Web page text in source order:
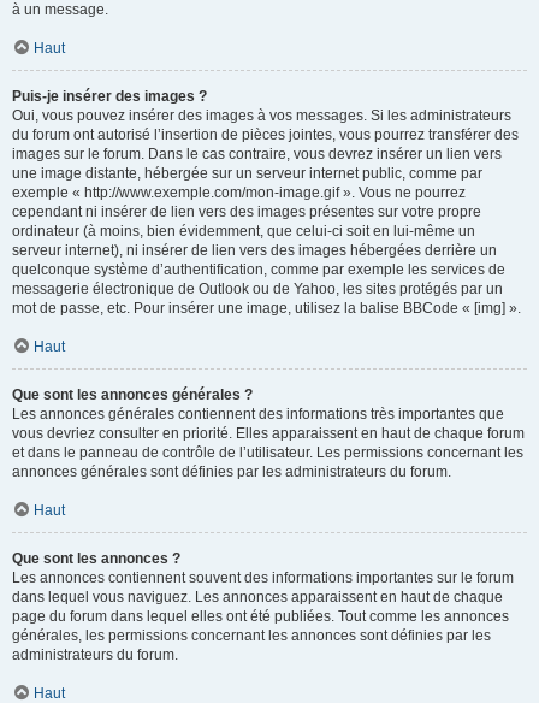
à un message.
Haut
Puis-je insérer des images ?
Oui, vous pouvez insérer des images à vos messages. Si les administrateurs
du forum ont autorisé l’insertion de pièces jointes, vous pourrez transférer des
images sur le forum. Dans le cas contraire, vous devrez insérer un lien vers
une image distante, hébergée sur un serveur internet public, comme par
exemple « http://www.exemple.com/mon-image.gif ». Vous ne pourrez
cependant ni insérer de lien vers des images présentes sur votre propre
ordinateur (à moins, bien évidemment, que celui-ci soit en lui-même un
serveur internet), ni insérer de lien vers des images hébergées derrière un
quelconque système d’authentification, comme par exemple les services de
messagerie électronique de Outlook ou de Yahoo, les sites protégés par un
mot de passe, etc. Pour insérer une image, utilisez la balise BBCode « [img] ».
Haut
Que sont les annonces générales ?
Les annonces générales contiennent des informations très importantes que
vous devriez consulter en priorité. Elles apparaissent en haut de chaque forum
et dans le panneau de contrôle de l’utilisateur. Les permissions concernant les
annonces générales sont définies par les administrateurs du forum.
Haut
Que sont les annonces ?
Les annonces contiennent souvent des informations importantes sur le forum
dans lequel vous naviguez. Les annonces apparaissent en haut de chaque
page du forum dans lequel elles ont été publiées. Tout comme les annonces
générales, les permissions concernant les annonces sont définies par les
administrateurs du forum.
Haut